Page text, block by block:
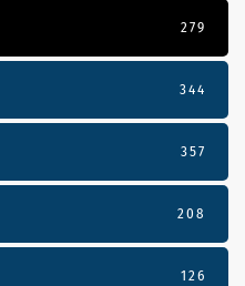
279
344
357
208
126